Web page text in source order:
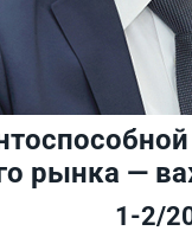
рынка —
1-2/